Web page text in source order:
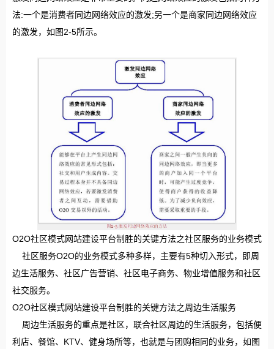
法:一个是消费者同边网络效应的激发;另一个是商家同边网络效应
的激发，如图2-5所示。
O2O社区模式网站建设平台制胜的关键方法之社区服务的业务模式
社区服务O2O的业务模式多种多样，主要有5种切入形式，即周
边生活服务、社区广告营销、社区电子商务、物业增值服务和社区
社交服务。
O2O社区模式网站建设平台制胜的关键方法之周边生活服务
周边生活服务的重点是社区，联合社区周边的生活服务，包括便
利店、餐馆、KTV、健身场所等，也就是与团购相同的业务，如图